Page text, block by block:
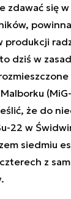
zdawać się
produkcji
dziś w
że do
22 w
siedmiu
z